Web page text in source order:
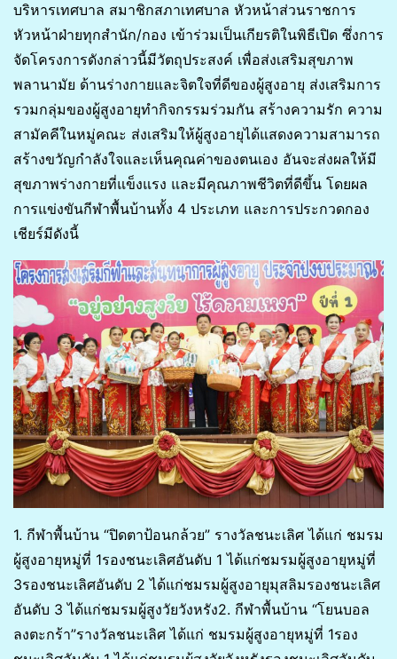
บริหารเทศบาล สมาชิกสภาเทศบาล หัวหน้าส่วนราชการ
หัวหน้าฝ่ายทุกสำนัก/กอง เข้าร่วมเป็นเกียรติในพิธีเปิด ซึ่งการ
จัดโครงการดังกล่าวนี้มีวัตถุประสงค์ เพื่อส่งเสริมสุขภาพ
พลานามัย ด้านร่างกายและจิตใจที่ดีของผู้สูงอายุ ส่งเสริมการ
รวมกลุ่มของผู้สูงอายุทำกิจกรรมร่วมกัน สร้างความรัก ความ
สามัคคีในหมู่คณะ ส่งเสริมให้ผู้สูงอายุได้แสดงความสามารถ
สร้างขวัญกำลังใจและเห็นคุณค่าของตนเอง อันจะส่งผลให้มี
สุขภาพร่างกายที่แข็งแรง และมีคุณภาพชีวิตที่ดีขึ้น โดยผล
การแข่งขันกีฬาพื้นบ้านทั้ง 4 ประเภท และการประกวดกอง
เชียร์มีดังนี้
1. กีฬาพื้นบ้าน “ปิดตาป้อนกล้วย” รางวัลชนะเลิศ ได้แก่ ชมรม
ผู้สูงอายุหมู่ที่ 1รองชนะเลิศอันดับ 1 ได้แก่ชมรมผู้สูงอายุหมู่ที่
3รองชนะเลิศอันดับ 2 ได้แก่ชมรมผู้สูงอายุมุสลิมรองชนะเลิศ
อันดับ 3 ได้แก่ชมรมผู้สูงวัยวังหรัง2. กีฬาพื้นบ้าน “โยนบอล
ลงตะกร้า”รางวัลชนะเลิศ ได้แก่ ชมรมผู้สูงอายุหมู่ที่ 1รอง